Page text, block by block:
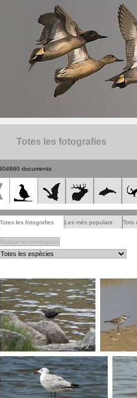
Totes les fotografies
documents
Totes les fotografies Les més populars Tots
+ 2